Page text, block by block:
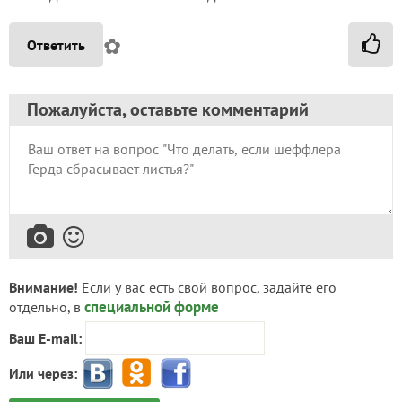
Ответить ✿
Пожалуйста, оставьте комментарий
Внимание! Если у вас есть свой вопрос, задайте его
отдельно, в специальной форме
Ваш E-mail:
Или через: